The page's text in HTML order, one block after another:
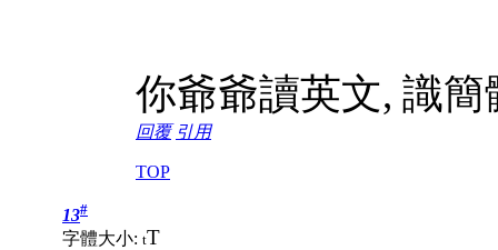
你爺爺讀英文, 識
回覆 引用
TOP
13#
字體大小: tT